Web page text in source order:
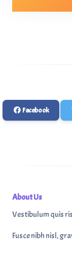
Facebook
About Us
Vestibulum quis
Fusce nibh nisl,